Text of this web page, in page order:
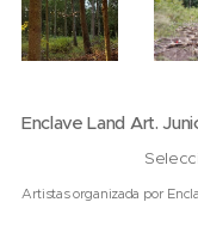
Enclave Land Art.
Artistas organizada por